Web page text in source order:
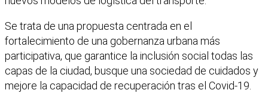
Se trata de una propuesta centrada en el
fortalecimiento de una gobernanza urbana más
participativa, que garantice la inclusión social todas las
capas de la ciudad, busque una sociedad de cuidados y
mejore la capacidad de recuperación tras el Covid-19.